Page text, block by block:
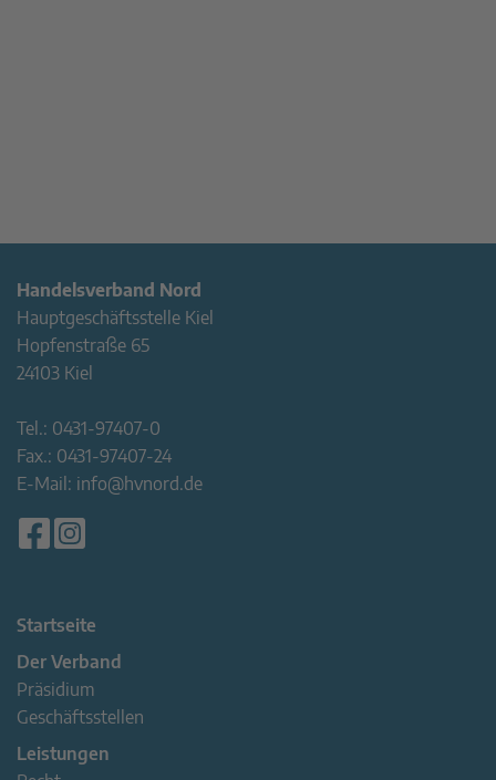
Handelsverband Nord
Hauptgeschäftsstelle Kiel
Hopfenstraße 65
24103 Kiel
Tel.: 0431-97407-0
Fax.: 0431-97407-24
E-Mail: info@hvnord.de
Startseite
Der Verband
Präsidium
Geschäftsstellen
Leistungen